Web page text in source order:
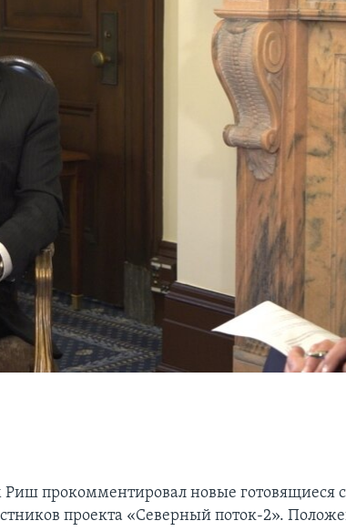
прокомментировал новые готовящиеся
проекта «Северный поток-2».